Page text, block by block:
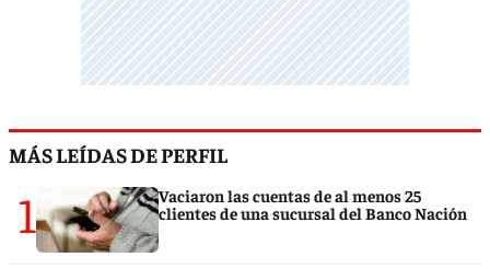
MÁS LEÍDAS DE PERFIL
1
Vaciaron las cuentas de al menos 25
clientes de una sucursal del Banco Nación